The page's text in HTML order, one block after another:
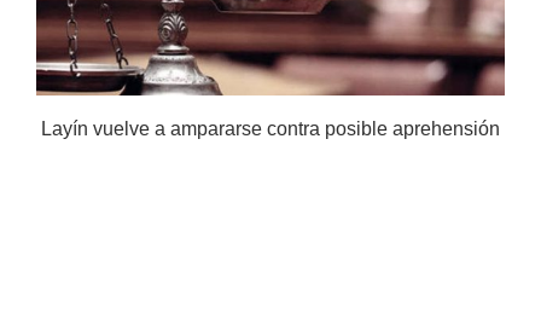
Layín vuelve a ampararse contra posible aprehensión